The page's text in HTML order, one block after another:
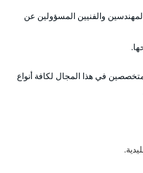
والفنيين المسؤولين عن
في هذا المجال لكافة أنواع